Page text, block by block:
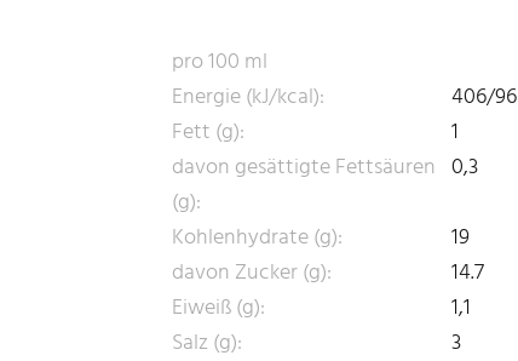
pro 100 ml
Energie (kJ/kcal):
406/96
Fett (g):
1
davon gesättigte Fettsäuren
(g):
0,3
Kohlenhydrate (g):
19
davon Zucker (g):
14.7
Eiweiß (g):
1,1
Salz (g):
3